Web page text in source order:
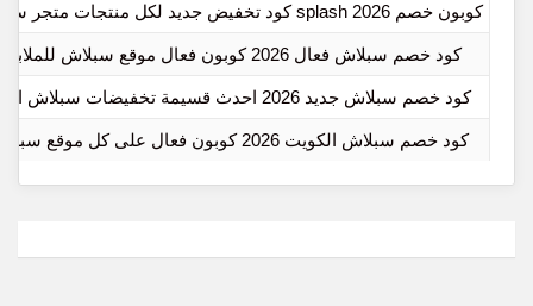
كوبون خصم splash 2026 كود تخفيض جديد لكل منتجات متجر سبلاش
كود خصم سبلاش فعال 2026 كوبون فعال موقع سبلاش للملابس
كود خصم سبلاش جديد 2026 احدث قسيمة تخفيضات سبلاش اليوم
كود خصم سبلاش الكويت 2026 كوبون فعال على كل موقع سبلاش